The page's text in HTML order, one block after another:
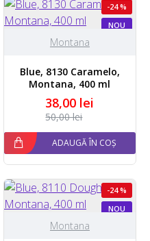
NOU
-24 %
Montana
Blue, 8130 Caramelo,
Montana, 400 ml
38,00 lei
50,00 lei
ADAUGĂ ÎN COȘ
NOU
-24 %
Montana